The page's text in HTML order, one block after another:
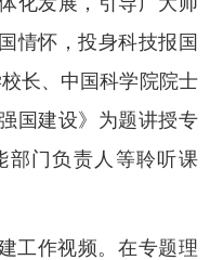
情怀，投身科技报国
长、中国科学院院士
国建设》为题讲授专
部门负责人等聆听课
工作视频。在专题理